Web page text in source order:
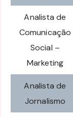
Analista de
Comunicação
Social –
Marketing
Analista de
Jornalismo